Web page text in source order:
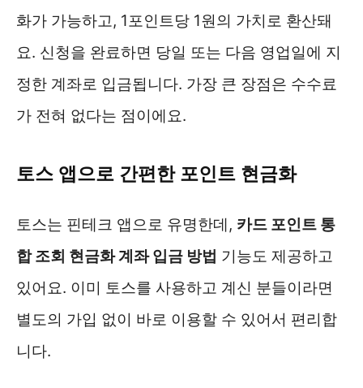
화가 가능하고, 1포인트당 1원의 가치로 환산돼
요. 신청을 완료하면 당일 또는 다음 영업일에 지
정한 계좌로 입금됩니다. 가장 큰 장점은 수수료
가 전혀 없다는 점이에요.
토스 앱으로 간편한 포인트 현금화
토스는 핀테크 앱으로 유명한데, 카드 포인트 통
합 조회 현금화 계좌 입금 방법 기능도 제공하고
있어요. 이미 토스를 사용하고 계신 분들이라면
별도의 가입 없이 바로 이용할 수 있어서 편리합
니다.